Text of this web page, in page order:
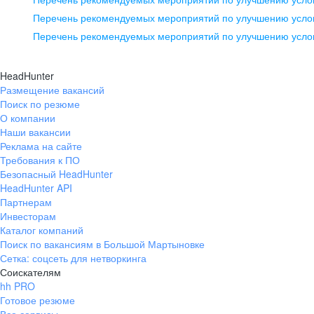
pr@ural.hh.ru
помещение 21
+7 383 207-94-64
pr@nsk.hh.ru
Перечень рекомендуемых мероприятий по улучшению
Перечень рекомендуемых мероприятий по улучшению
HeadHunter
Размещение вакансий
Поиск по резюме
О компании
Наши вакансии
Реклама на сайте
Требования к ПО
Безопасный HeadHunter
HeadHunter API
Партнерам
Инвесторам
Каталог компаний
Поиск по вакансиям в Большой Мартыновке
Сетка: соцсеть для нетворкинга
Соискателям
hh PRO
Готовое резюме